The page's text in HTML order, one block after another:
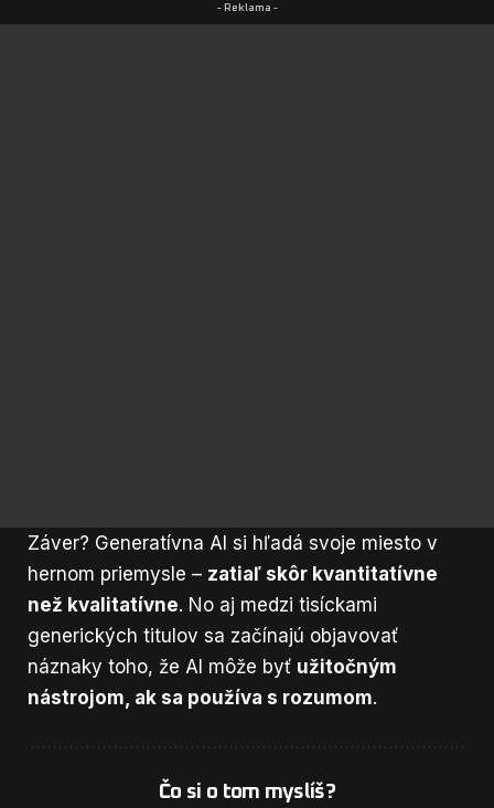
- Reklama -
Záver? Generatívna AI si hľadá svoje miesto v
hernom priemysle – zatiaľ skôr kvantitatívne
než kvalitatívne. No aj medzi tisíckami
generických titulov sa začínajú objavovať
náznaky toho, že AI môže byť užitočným
nástrojom, ak sa používa s rozumom.
Čo si o tom myslíš?